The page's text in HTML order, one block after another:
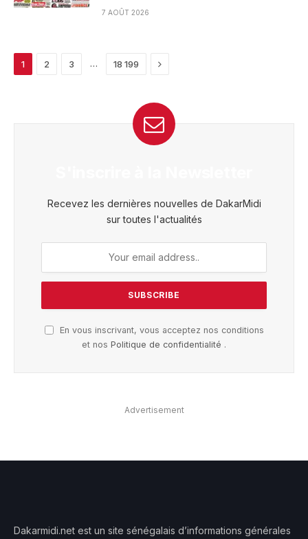
7 AOÛT 2026
1 2 3 … 18 199 Next
Recevez les dernières nouvelles de DakarMidi
sur toutes l'actualités
En vous inscrivant, vous acceptez nos conditions
et nos Politique de confidentialité .
Advertisement
Dakarmidi.net est un site sénégalais d’informations générales